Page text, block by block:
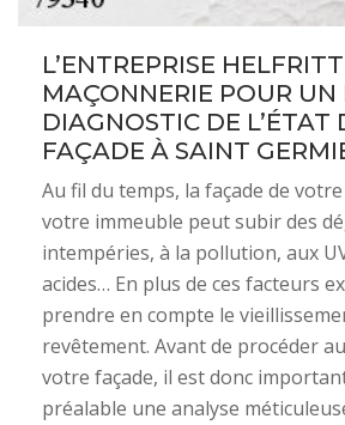
L’ENTREPRISE HELFRITT
MAÇONNERIE POUR UN
DIAGNOSTIC DE L’ÉTAT
FAÇADE À SAINT
Au fil du temps, la façade de
votre immeuble peut subir des
intempéries, à la pollution, aux
acides… En plus de ces facteurs
prendre en compte le
revêtement. Avant de procéder
votre façade, il est donc
préalable une analyse